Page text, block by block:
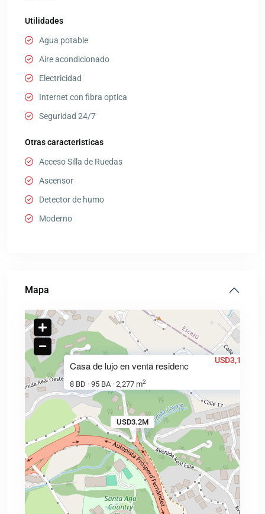
Utilidades
Agua potable
Aire acondicionado
Electricidad
Internet con fibra optica
Seguridad 24/7
Otras caracteristicas
Acceso Silla de Ruedas
Ascensor
Detector de humo
Moderno
Mapa
USD3.2M
Casa de lujo en venta residenc
8 BD · 95 BA · 2,277 m2